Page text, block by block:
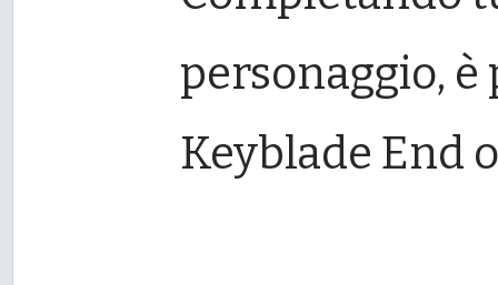
personaggio,
Keyblade End